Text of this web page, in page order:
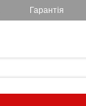
Гарантія